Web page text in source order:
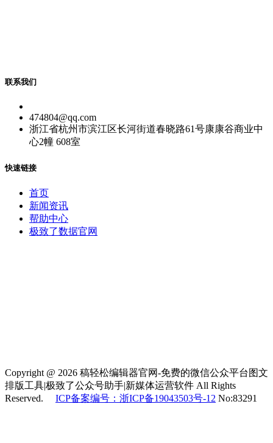
联系我们
474804@qq.com
浙江省杭州市滨江区长河街道春晓路61号康康谷商业中
心2幢 608室
快速链接
首页
新闻资讯
帮助中心
极致了数据官网
Copyright @ 2026 稿轻松编辑器官网-免费的微信公众平台图文
排版工具|极致了公众号助手|新媒体运营软件 All Rights
Reserved. ICP备案编号：浙ICP备19043503号-12 No:83291